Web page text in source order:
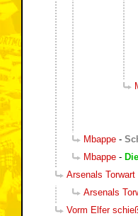
Mbappe -
Mbappe -
Arsenals
Arsenals
Vorm Elfer